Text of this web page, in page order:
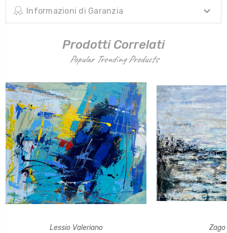
Informazioni di Garanzia
Prodotti Correlati
Popular Trending Products
Lessio Valeriano